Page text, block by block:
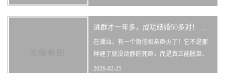
友群！作为潮汕地区最大的相亲微信群，我
们已经聚集了汕头、揭阳、普宁、潮州超过
3000名优质单身！👫头婚群：年轻人的恋爱
基地如果你是未婚年轻人，想找个年龄相
仿、志同道合的伴侣，头婚群最适
进群才一年多，成功结婚50多对！潮汕这个相亲群太牛了！
在潮汕，有一个微信相亲群火了！它不是那
种建了就没动静的死群，而是真正能脱单、
能结婚的宝藏群——盛世婚姻说媒相亲交友
2026-02-25